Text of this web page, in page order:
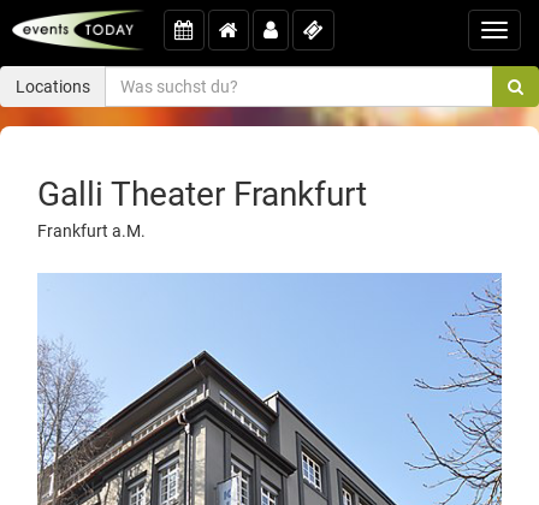
Locations
Galli Theater Frankfurt
Frankfurt a.M.